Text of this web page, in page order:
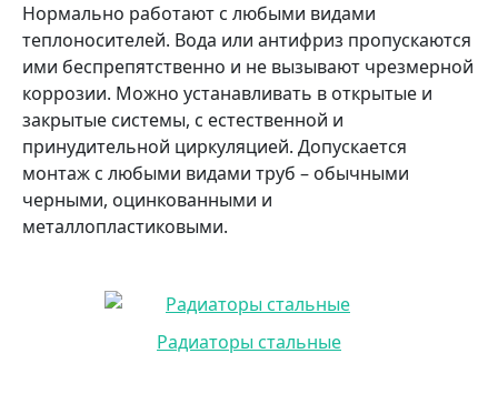
Радиаторы стальные
Нормально работают с любыми видами
теплоносителей. Вода или антифриз пропускаются
ими беспрепятственно и не вызывают чрезмерной
коррозии. Можно устанавливать в открытые и
закрытые системы, с естественной и
принудительной циркуляцией. Допускается
монтаж с любыми видами труб – обычными
черными, оцинкованными и
металлопластиковыми.